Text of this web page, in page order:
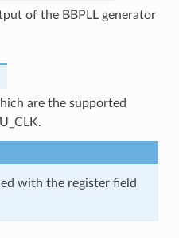
of the BBPLL generator
are the supported
with the register field